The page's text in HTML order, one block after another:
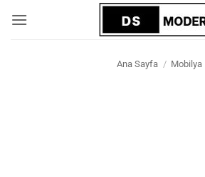
atla
Ana Sayfa / Mobilya